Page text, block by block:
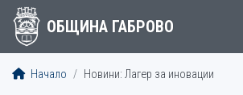
ОБЩИНА ГАБРОВО
Начало Новини: Лагер за иновации